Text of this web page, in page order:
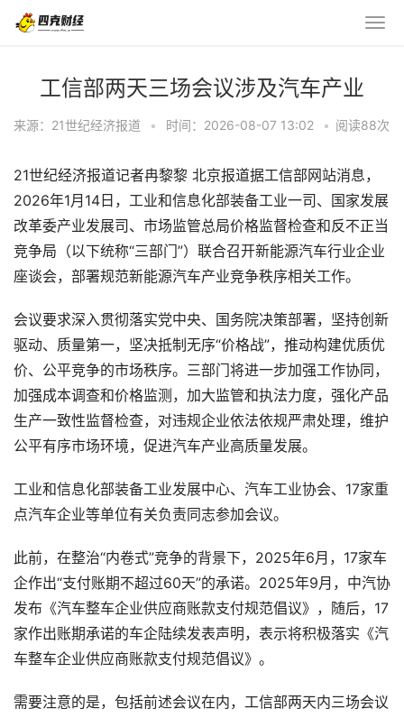
工信部两天三场会议涉及汽车产业
来源：21世纪经济报道 • 时间：2026-08-07 13:02 • 阅读88次
21世纪经济报道记者冉黎黎 北京报道据工信部网站消息，
2026年1月14日，工业和信息化部装备工业一司、国家发展
改革委产业发展司、市场监管总局价格监督检查和反不正当
竞争局（以下统称“三部门”）联合召开新能源汽车行业企业
座谈会，部署规范新能源汽车产业竞争秩序相关工作。
会议要求深入贯彻落实党中央、国务院决策部署，坚持创新
驱动、质量第一，坚决抵制无序“价格战”，推动构建优质优
价、公平竞争的市场秩序。三部门将进一步加强工作协同，
加强成本调查和价格监测，加大监管和执法力度，强化产品
生产一致性监督检查，对违规企业依法依规严肃处理，维护
公平有序市场环境，促进汽车产业高质量发展。
工业和信息化部装备工业发展中心、汽车工业协会、17家重
点汽车企业等单位有关负责同志参加会议。
此前，在整治“内卷式”竞争的背景下，2025年6月，17家车
企作出“支付账期不超过60天”的承诺。2025年9月，中汽协
发布《汽车整车企业供应商账款支付规范倡议》，随后，17
家作出账期承诺的车企陆续发表声明，表示将积极落实《汽
车整车企业供应商账款支付规范倡议》。
需要注意的是，包括前述会议在内，工信部两天内三场会议